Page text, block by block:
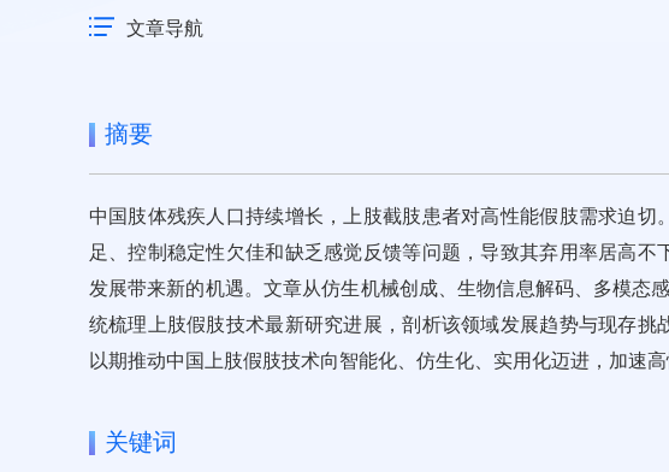
文章导航
摘要
中国肢体残疾人口持续增长，上肢截肢患者对高性能假肢需求迫
足、控制稳定性欠佳和缺乏感觉反馈等问题，导致其弃用率居高
发展带来新的机遇。文章从仿生机械创成、生物信息解码、多模态
统梳理上肢假肢技术最新研究进展，剖析该领域发展趋势与现存挑
以期推动中国上肢假肢技术向智能化、仿生化、实用化迈进，加速高
关键词